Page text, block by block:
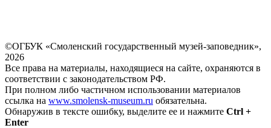
©ОГБУК «Смоленский государственный музей-заповедник»,
2026
Все права на материалы, находящиеся на сайте, охраняются в
соответствии с законодательством РФ.
При полном либо частичном использовании материалов
ссылка на www.smolensk-museum.ru обязательна.
Обнаружив в тексте ошибку, выделите ее и нажмите Ctrl +
Enter